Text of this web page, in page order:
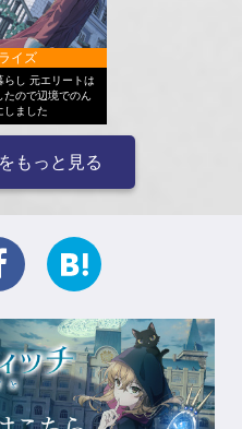
イズ
らし 元エリートは
たので辺境でのん
しました
もっと見る